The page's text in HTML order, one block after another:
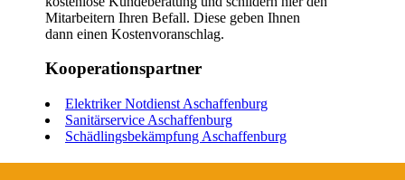
Mitarbeitern Ihren Befall. Diese geben Ihnen
dann einen Kostenvoranschlag.
Kooperationspartner
Elektriker Notdienst Aschaffenburg
Sanitärservice Aschaffenburg
Schädlingsbekämpfung Aschaffenburg